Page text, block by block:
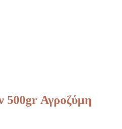
500gr Αγροζύμη